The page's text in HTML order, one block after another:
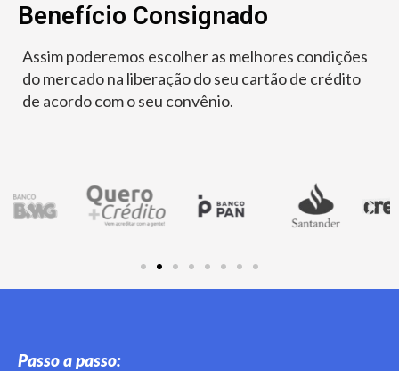
Benefício Consignado
Assim poderemos escolher as melhores condições
do mercado na liberação do seu cartão de crédito
de acordo com o seu convênio.
Passo a passo: